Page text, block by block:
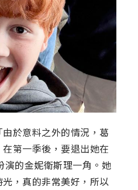
於意料之外的情況，葛
第一季後，要退出她在
演的金妮衛斯理一角。她
，真的非常美好，所以